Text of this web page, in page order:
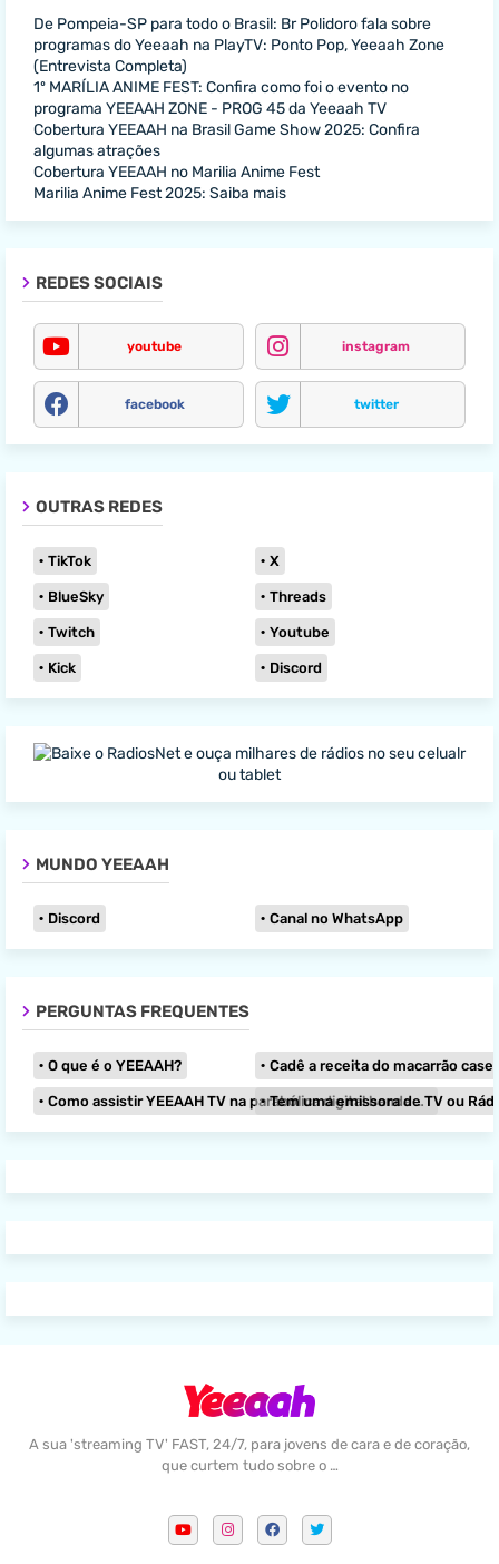
De Pompeia-SP para todo o Brasil: Br Polidoro fala sobre
programas do Yeeaah na PlayTV: Ponto Pop, Yeeaah Zone
(Entrevista Completa)
1º MARÍLIA ANIME FEST: Confira como foi o evento no
programa YEEAAH ZONE - PROG 45 da Yeeaah TV
Cobertura YEEAAH na Brasil Game Show 2025: Confira
algumas atrações
Cobertura YEEAAH no Marilia Anime Fest
Marilia Anime Fest 2025: Saiba mais
REDES SOCIAIS
youtube instagram
facebook twitter
OUTRAS REDES
TikTok X
BlueSky Threads
Twitch Youtube
Kick Discord
MUNDO YEEAAH
Discord Canal no WhatsApp
PERGUNTAS FREQUENTES
O que é o YEEAAH? Cadê a receita do macarrão caseiro
Como assistir YEEAAH TV na parabólica digital banda KU?
Tem uma emissora de TV ou Rádio
A sua 'streaming TV' FAST, 24/7, para jovens de cara e de coração,
que curtem tudo sobre o …